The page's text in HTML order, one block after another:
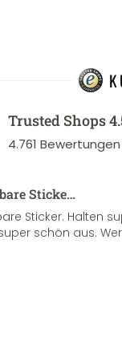
Trusted Shops
4.761 Bewertungen
Sticke…
Sticker. Halten
schön aus.